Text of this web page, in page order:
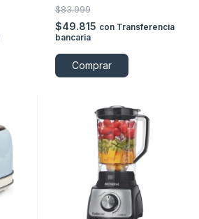
$83.999
$49.815 con Transferencia
bancaria
Comprar